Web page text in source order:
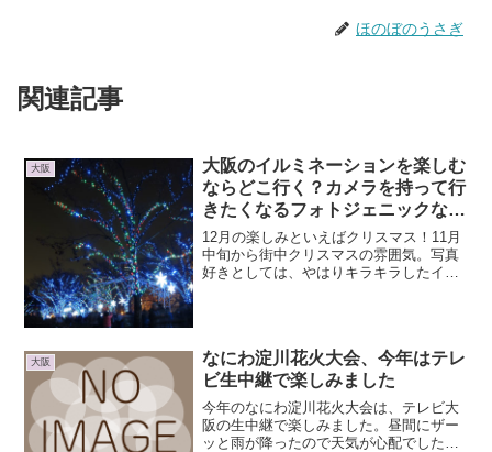
ほのぼのうさぎ
関連記事
大阪
大阪のイルミネーションを楽しむ
ならどこ行く？カメラを持って行
きたくなるフォトジェニックなス
ポットをチェック！
12月の楽しみといえばクリスマス！11月
中旬から街中クリスマスの雰囲気。写真
好きとしては、やはりキラキラしたイル
大阪
なにわ淀川花火大会、今年はテレ
ビ生中継で楽しみました
今年のなにわ淀川花火大会は、テレビ大
阪の生中継で楽しみました。昼間にザー
ッと雨が降ったので天気が心配でした